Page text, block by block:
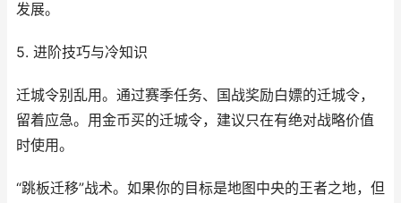
发展。
5. 进阶技巧与冷知识
迁城令别乱用。通过赛季任务、国战奖励白嫖的迁城令，
留着应急。用金币买的迁城令，建议只在有绝对战略价值
时使用。
“跳板迁移”战术。如果你的目标是地图中央的王者之地，但